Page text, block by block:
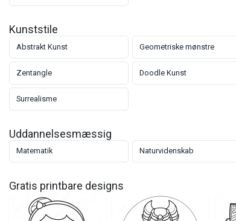
Kunststile
Abstrakt Kunst Geometriske mønstre
Zentangle Doodle Kunst
Surrealisme
Uddannelsesmæssig
Matematik Naturvidenskab
Gratis printbare designs